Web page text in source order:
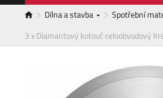
Dílna a stavba Spotřební
3 x Diamantový kotouč celoobvodový